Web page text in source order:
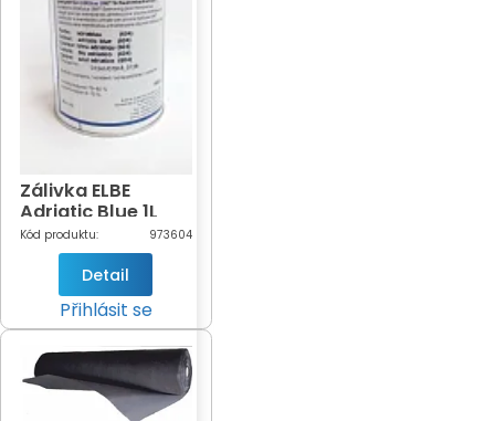
Zálivka ELBE
Adriatic Blue 1L
(modrá-604)
Kód produktu: 973604
Detail
Přihlásit se